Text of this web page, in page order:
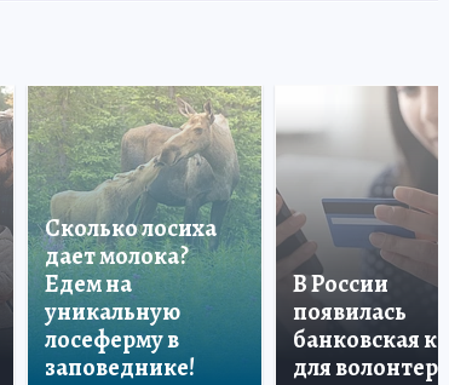
Сколько лосиха
дает молока?
Едем на
уникальную
лосеферму в
заповеднике!
В России
появилась
банковская
для волонтеров